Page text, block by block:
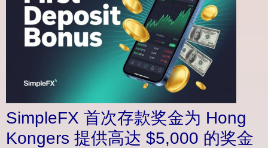
SimpleFX 首次存款奖金为 Hong
Kongers 提供高达 $5,000 的奖金